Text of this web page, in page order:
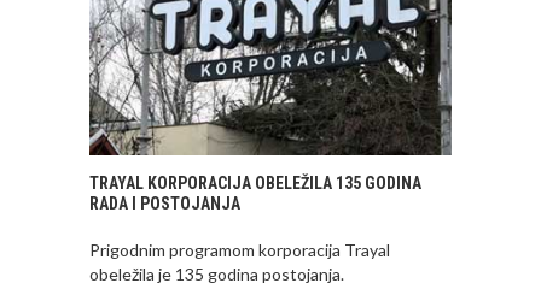
TRAYAL KORPORACIJA OBELEŽILA 135 GODINA
RADA I POSTOJANJA
Prigodnim programom korporacija Trayal
obeležila je 135 godina postojanja.